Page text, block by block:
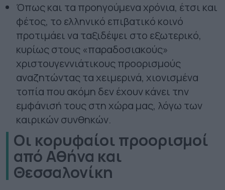
Όπως και τα προηγούμενα χρόνια, έτσι και
φέτος, το ελληνικό επιβατικό κοινό
προτιμάει να ταξιδέψει στο εξωτερικό,
κυρίως στους «παραδοσιακούς»
χριστουγεννιάτικους προορισμούς
αναζητώντας τα χειμερινά, χιονισμένα
τοπία που ακόμη δεν έχουν κάνει την
εμφάνισή τους στη χώρα μας, λόγω των
καιρικών συνθηκών.
Οι κορυφαίοι προορισμοί
από Αθήνα και
Θεσσαλονίκη